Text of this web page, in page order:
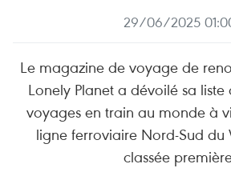
29/06/2025
Le magazine de voyage de
Lonely Planet a dévoilé sa liste
voyages en train au monde à
ligne ferroviaire Nord-Sud du
classée